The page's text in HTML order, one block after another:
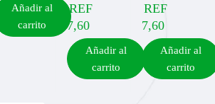
Añadir al
carrito
REF
7,60
Añadir al
carrito
REF
7,60
Añadir al
carrito